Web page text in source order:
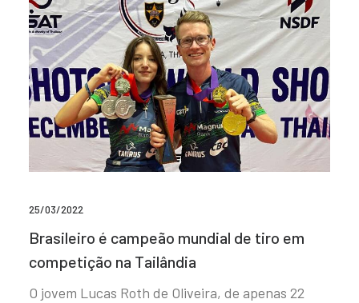
25/03/2022
Brasileiro é campeão mundial de tiro em
competição na Tailândia
O jovem Lucas Roth de Oliveira, de apenas 22